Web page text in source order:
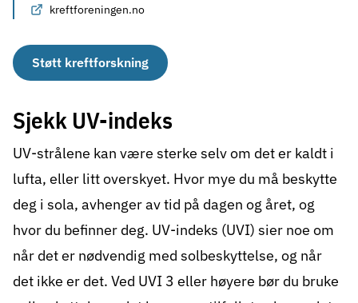
kreftforeningen.no
Støtt kreftforskning
Sjekk UV-indeks
UV-strålene kan være sterke selv om det er kaldt i
lufta, eller litt overskyet. Hvor mye du må beskytte
deg i sola, avhenger av tid på dagen og året, og
hvor du befinner deg. UV-indeks (UVI) sier noe om
når det er nødvendig med solbeskyttelse, og når
det ikke er det. Ved UVI 3 eller høyere bør du bruke